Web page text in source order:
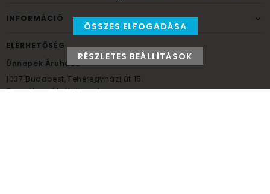
INFORMÁCIÓ
ELÉRHETŐSÉG
Ünnepek Áruháza
1037 Budapest, Fehéregyházi út 15.
Személyes átvételi pont
ÖSSZES ELFOGADÁSA
RÉSZLETES BEÁLLÍTÁSOK